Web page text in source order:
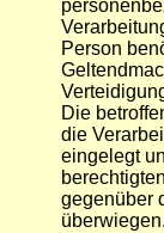
Person
Die
die
eingelegt
gegenüber